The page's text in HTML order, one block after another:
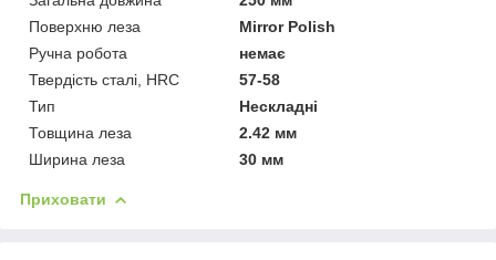
Поверхню леза
Mirror Polish
Ручна робота
немає
Твердість сталі, HRC
57-58
Тип
Нескладні
Товщина леза
2.42 мм
Ширина леза
30 мм
Приховати